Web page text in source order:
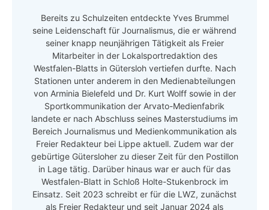
Bereits zu Schulzeiten entdeckte Yves Brummel
seine Leidenschaft für Journalismus, die er während
seiner knapp neunjährigen Tätigkeit als Freier
Mitarbeiter in der Lokalsportredaktion des
Westfalen-Blatts in Gütersloh vertiefen durfte. Nach
Stationen unter anderem in den Medienabteilungen
von Arminia Bielefeld und Dr. Kurt Wolff sowie in der
Sportkommunikation der Arvato-Medienfabrik
landete er nach Abschluss seines Masterstudiums im
Bereich Journalismus und Medienkommunikation als
Freier Redakteur bei Lippe aktuell. Zudem war der
gebürtige Gütersloher zu dieser Zeit für den Postillon
in Lage tätig. Darüber hinaus war er auch für das
Westfalen-Blatt in Schloß Holte-Stukenbrock im
Einsatz. Seit 2023 schreibt er für die LWZ, zunächst
als Freier Redakteur und seit Januar 2024 als